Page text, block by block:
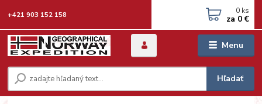
Menu
Hľadať
+421 903 152 158 0 ks
za 0 €